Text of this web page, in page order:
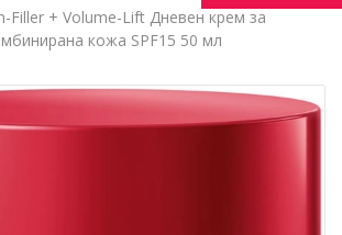
Filler + Volume-Lift Дневен крем за
кожа SPF15 50 мл